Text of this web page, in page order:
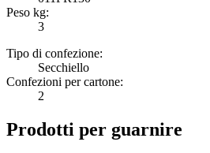
Peso kg:
3
Tipo di confezione:
Secchiello
Confezioni per cartone:
2
Prodotti per guarnire